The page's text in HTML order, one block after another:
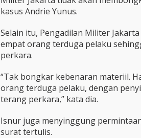
T
a
k
d
r
kasus Andrie Yunus.
Selain itu, Pengadilan Militer
empat orang terduga pelaku
perkara.
“Tak bongkar kebenaran materiil.
orang terduga pelaku, dengan
terang perkara,” kata dia.
Isnur juga menyinggung
surat tertulis.